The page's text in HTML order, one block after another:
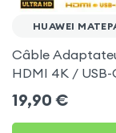
HUAWEI
Câble
HDMI 4K /
pour Huawei
10
19,90 €